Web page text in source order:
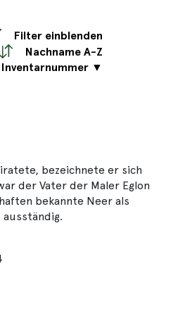
Filter einblenden
Nachname A-Z
Inventarnummer ▼
bezeichnete er sich
der Vater der Maler Eglon
bekannte Neer als
ausständig.